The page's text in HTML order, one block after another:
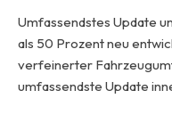
Umfassendstes Update
als 50 Prozent neu
verfeinerter
umfassendste Update